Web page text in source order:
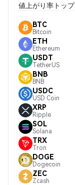
値上がり率トップ
BTC
Bitcoin
ETH
Ethereum
USDT
TetherUS
BNB
BNB
USDC
USD Coin
XRP
Ripple
SOL
Solana
TRX
Tron
DOGE
Dogecoin
ZEC
Zcash